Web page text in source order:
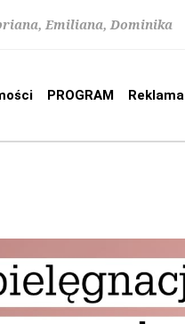
Emiliana, Dominika
PROGRAM Reklama